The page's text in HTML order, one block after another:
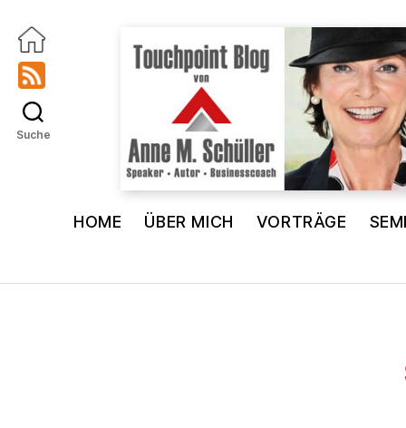
Touchpoint
Blog
HOME ÜBER MICH VORTRÄGE
Suche